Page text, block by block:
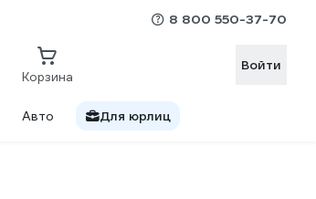
8 800 550-37-70
Корзина
Войти
Авто Для юрлиц